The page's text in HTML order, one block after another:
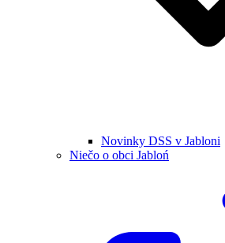
Novinky DSS v Jabloni
Niečo o obci Jabloń